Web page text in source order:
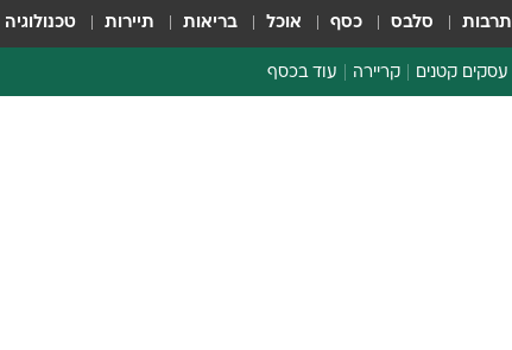
תרבות סלבס כסף אוכל בריאות תיירות טכנולוגיה
עסקים קטנים קריירה עוד בכסף